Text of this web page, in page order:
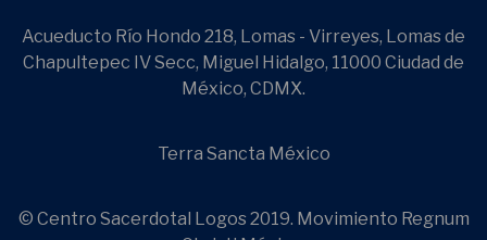
Acueducto Río Hondo 218, Lomas - Virreyes, Lomas de
Chapultepec IV Secc, Miguel Hidalgo, 11000 Ciudad de
México, CDMX.
Terra Sancta México
© Centro Sacerdotal Logos 2019. Movimiento Regnum